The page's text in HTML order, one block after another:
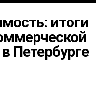
итоги
Петербурге